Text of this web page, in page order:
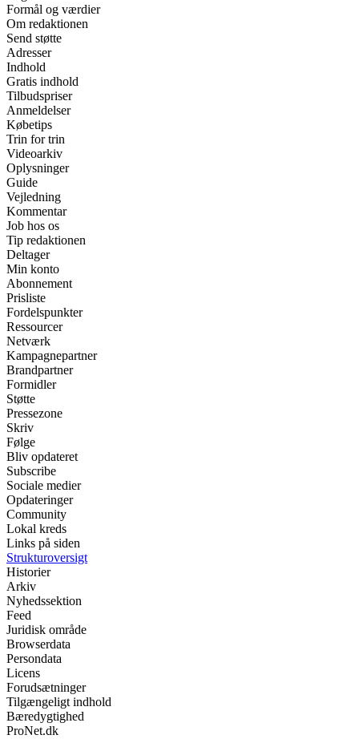
Formål og værdier
Om redaktionen
Send støtte
Adresser
Indhold
Gratis indhold
Tilbudspriser
Anmeldelser
Købetips
Trin for trin
Videoarkiv
Oplysninger
Guide
Vejledning
Kommentar
Job hos os
Tip redaktionen
Deltager
Min konto
Abonnement
Prisliste
Fordelspunkter
Ressourcer
Netværk
Kampagnepartner
Brandpartner
Formidler
Støtte
Pressezone
Skriv
Følge
Bliv opdateret
Subscribe
Sociale medier
Opdateringer
Community
Lokal kreds
Links på siden
Strukturoversigt
Historier
Arkiv
Nyhedssektion
Feed
Juridisk område
Browserdata
Persondata
Licens
Forudsætninger
Tilgængeligt indhold
Bæredygtighed
ProNet.dk